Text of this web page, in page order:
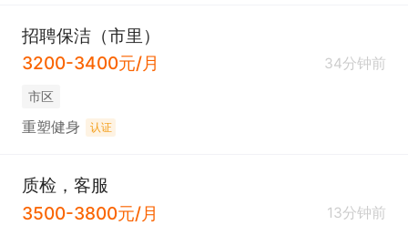
招聘保洁（市里）
3200-3400元/月
34分钟前
市区
重塑健身 认证
质检，客服
3500-3800元/月
13分钟前